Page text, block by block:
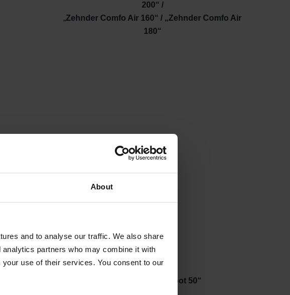
About
and to analyse our traffic. We also share
partners who may combine it with
use of their services. You consent to our
200“ /
„Zehnder Comfo Air 160“ / „Zehnder Comfo Air
180“
„Zehnder ComfoSpot 50“